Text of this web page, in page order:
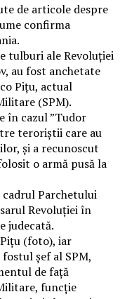
de articole despre
confirma
tulburi ale Revoluției
au fost anchetate
Pițu, actual
(SPM).
în cazul ”Tudor
teroriștii care au
și a recunoscut
o armă pusă la
Parchetului
Revoluției în
judecată.
(foto), iar
șef al SPM,
de față
funcție